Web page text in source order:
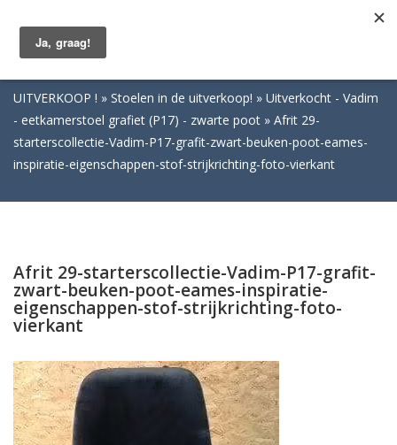
UITVERKOOP ! Stoelen in de uitverkoop!
Uitverkocht - Vadim
- eetkamerstoel grafiet (P17) - zwarte poot
Afrit 29-
starterscollectie-Vadim-P17-grafit-zwart-beuken-poot-eames-
inspiratie-eigenschappen-stof-strijkrichting-foto-vierkant
Afrit 29-starterscollectie-Vadim-P17-grafit-
zwart-beuken-poot-eames-inspiratie-
eigenschappen-stof-strijkrichting-foto-
vierkant